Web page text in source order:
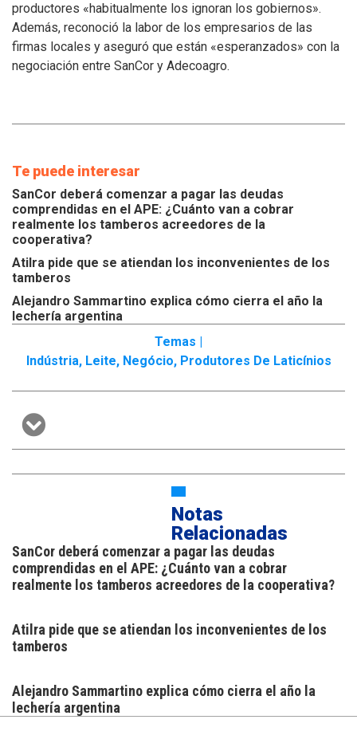
inconvenientes
de
los
tamberos
productores «habitualmente los ignoran los gobiernos».
Además, reconoció la labor de los empresarios de las
firmas locales y aseguró que están «esperanzados» con la
negociación entre SanCor y Adecoagro.
Te puede interesar
SanCor deberá comenzar a pagar las deudas
comprendidas en el APE: ¿Cuánto van a cobrar
realmente los tamberos acreedores de la
cooperativa?
Atilra pide que se atiendan los inconvenientes de los
tamberos
Alejandro Sammartino explica cómo cierra el año la
lechería argentina
Temas |
Indústria, Leite, Negócio, Produtores De Laticínios
Notas
Relacionadas
SanCor deberá comenzar a pagar las deudas
comprendidas en el APE: ¿Cuánto van a cobrar
realmente los tamberos acreedores de la cooperativa?
Atilra pide que se atiendan los inconvenientes de los
tamberos
Alejandro Sammartino explica cómo cierra el año la
lechería argentina